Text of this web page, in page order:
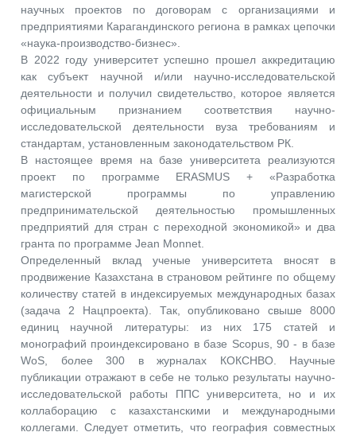
научных проектов по договорам с организациями и
предприятиями Карагандинского региона в рамках цепочки
«наука-производство-бизнес».
В 2022 году университет успешно прошел аккредитацию
как субъект научной и/или научно-исследовательской
деятельности и получил свидетельство, которое является
официальным признанием соответствия научно-
исследовательской деятельности вуза требованиям и
стандартам, установленным законодательством РК.
В настоящее время на базе университета реализуются
проект по программе ERASMUS + «Разработка
магистерской программы по управлению
предпринимательской деятельностью промышленных
предприятий для стран с переходной экономикой» и два
гранта по программе Jean Monnet.
Определенный вклад ученые университета вносят в
продвижение Казахстана в страновом рейтинге по общему
количеству статей в индексируемых международных базах
(задача 2 Нацпроекта). Так, опубликовано свыше 8000
единиц научной литературы: из них 175 статей и
монографий проиндексировано в базе Scopus, 90 - в базе
WoS, более 300 в журналах КОКСНВО. Научные
публикации отражают в себе не только результаты научно-
исследовательской работы ППС университета, но и их
коллаборацию с казахстанскими и международными
коллегами. Следует отметить, что география совместных